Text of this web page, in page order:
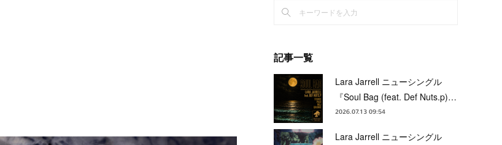
記事一覧
Lara Jarrell ニューシングル
『Soul Bag (feat. Def Nuts.p)…
2026.07.13 09:54
Lara Jarrell ニューシングル